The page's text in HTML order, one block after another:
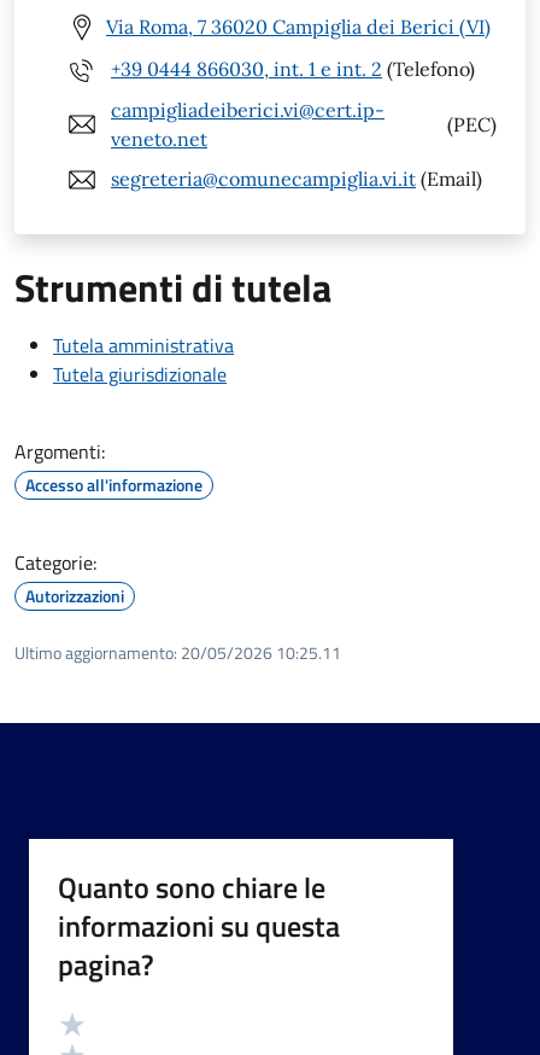
Via Roma, 7 36020 Campiglia dei Berici (VI)
+39 0444 866030, int. 1 e int. 2 (Telefono)
campigliadeiberici.vi@cert.ip-
veneto.net
(PEC)
segreteria@comunecampiglia.vi.it (Email)
Strumenti di tutela
Tutela amministrativa
Tutela giurisdizionale
Argomenti:
Accesso all'informazione
Categorie:
Autorizzazioni
Ultimo aggiornamento: 20/05/2026 10:25.11
Quanto sono chiare le
informazioni su questa
pagina?
Valutazione